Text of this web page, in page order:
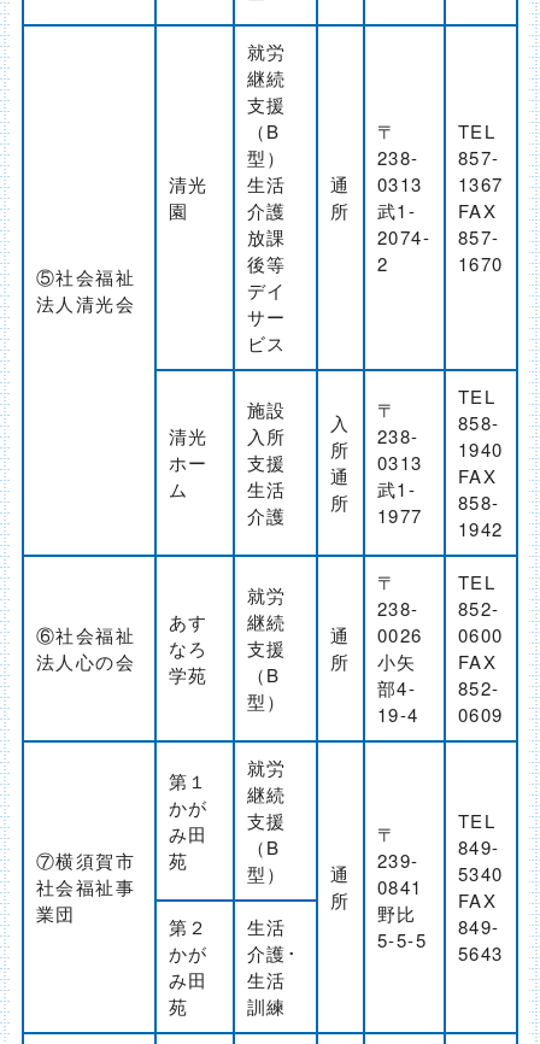
⑤社会福祉
法人清光会
清光
園
就労
継続
支援
（B
型）
生活
介護
放課
後等
デイ
サー
ビス
通
所
〒
238-
0313
武1-
2074-
2
TEL
857-
1367
FAX
857-
1670
清光
ホー
ム
施設
入所
支援
生活
介護
入
所
通
所
〒
238-
0313
武1-
1977
TEL
858-
1940
FAX
858-
1942
⑥社会福祉
法人心の会
あす
なろ
学苑
就労
継続
支援
（B
型）
通
所
〒
238-
0026
小矢
部4-
19-4
TEL
852-
0600
FAX
852-
0609
⑦横須賀市
社会福祉事
業団
第１
かが
み田
苑
就労
継続
支援
（B
型）
通
所
〒
239-
0841
野比
5-5-5
TEL
849-
5340
FAX
849-
5643
第２
かが
み田
苑
生活
介護･
生活
訓練